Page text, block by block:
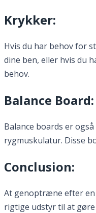
Krykker:
Hvis du har behov for
dine ben, eller hvis du
behov.
Balance Board:
Balance boards er
rygmuskulatur. Disse
Conclusion:
At genoptræne efter en
rigtige udstyr til at